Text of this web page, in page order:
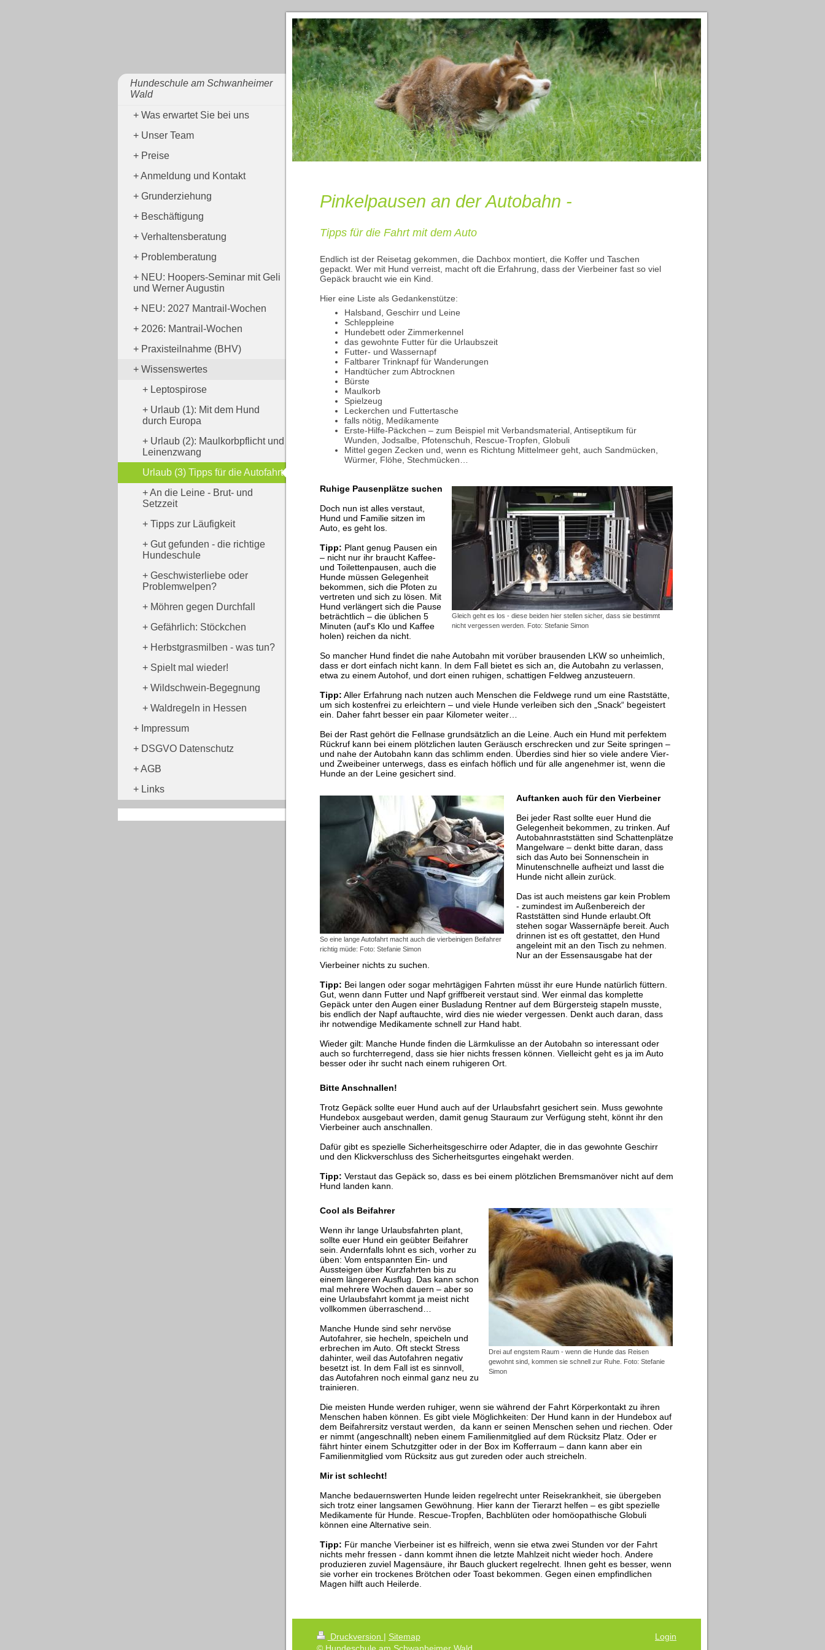
Pinkelpausen an der Autobahn -
Tipps für die Fahrt mit dem Auto
Endlich ist der Reisetag gekommen, die Dachbox montiert, die Koffer und Taschen
gepackt. Wer mit Hund verreist, macht oft die Erfahrung, dass der Vierbeiner fast so viel
Gepäck braucht wie ein Kind.
Hier eine Liste als Gedankenstütze:
Halsband, Geschirr und Leine
Schleppleine
Hundebett oder Zimmerkennel
das gewohnte Futter für die Urlaubszeit
Futter- und Wassernapf
Faltbarer Trinknapf für Wanderungen
Handtücher zum Abtrocknen
Bürste
Maulkorb
Spielzeug
Leckerchen und Futtertasche
falls nötig, Medikamente
Erste-Hilfe-Päckchen – zum Beispiel mit Verbandsmaterial, Antiseptikum für
Wunden, Jodsalbe, Pfotenschuh, Rescue-Tropfen, Globuli
Mittel gegen Zecken und, wenn es Richtung Mittelmeer geht, auch Sandmücken,
Würmer, Flöhe, Stechmücken…
Gleich geht es los - diese beiden hier stellen sicher, dass sie bestimmt
nicht vergessen werden. Foto: Stefanie Simon
Ruhige Pausenplätze suchen
Doch nun ist alles verstaut,
Hund und Familie sitzen im
Auto, es geht los.
Tipp: Plant genug Pausen ein
– nicht nur ihr braucht Kaffee-
und Toilettenpausen, auch die
Hunde müssen Gelegenheit
bekommen, sich die Pfoten zu
vertreten und sich zu lösen. Mit
Hund verlängert sich die Pause
beträchtlich – die üblichen 5
Minuten (auf's Klo und Kaffee
holen) reichen da nicht.
So mancher Hund findet die nahe Autobahn mit vorüber brausenden LKW so unheimlich,
dass er dort einfach nicht kann. In dem Fall bietet es sich an, die Autobahn zu verlassen,
etwa zu einem Autohof, und dort einen ruhigen, schattigen Feldweg anzusteuern.
Tipp: Aller Erfahrung nach nutzen auch Menschen die Feldwege rund um eine Raststätte,
um sich kostenfrei zu erleichtern – und viele Hunde verleiben sich den „Snack“ begeistert
ein. Daher fahrt besser ein paar Kilometer weiter…
Bei der Rast gehört die Fellnase grundsätzlich an die Leine. Auch ein Hund mit perfektem
Rückruf kann bei einem plötzlichen lauten Geräusch erschrecken und zur Seite springen –
und nahe der Autobahn kann das schlimm enden. Überdies sind hier so viele andere Vier-
und Zweibeiner unterwegs, dass es einfach höflich und für alle angenehmer ist, wenn die
Hunde an der Leine gesichert sind.
So eine lange Autofahrt macht auch die vierbeinigen Beifahrer
richtig müde: Foto: Stefanie Simon
Auftanken auch für den Vierbeiner
Bei jeder Rast sollte euer Hund die
Gelegenheit bekommen, zu trinken. Auf
Autobahnraststätten sind Schattenplätze
Mangelware – denkt bitte daran, dass
sich das Auto bei Sonnenschein in
Minutenschnelle aufheizt und lasst die
Hunde nicht allein zurück.
Das ist auch meistens gar kein Problem
- zumindest im Außenbereich der
Raststätten sind Hunde erlaubt.Oft
stehen sogar Wassernäpfe bereit. Auch
drinnen ist es oft gestattet, den Hund
angeleint mit an den Tisch zu nehmen.
Nur an der Essensausgabe hat der
Vierbeiner nichts zu suchen.
Tipp: Bei langen oder sogar mehrtägigen Fahrten müsst ihr eure Hunde natürlich füttern.
Gut, wenn dann Futter und Napf griffbereit verstaut sind. Wer einmal das komplette
Gepäck unter den Augen einer Busladung Rentner auf dem Bürgersteig stapeln musste,
bis endlich der Napf auftauchte, wird dies nie wieder vergessen. Denkt auch daran, dass
ihr notwendige Medikamente schnell zur Hand habt.
Wieder gilt: Manche Hunde finden die Lärmkulisse an der Autobahn so interessant oder
auch so furchterregend, dass sie hier nichts fressen können. Vielleicht geht es ja im Auto
besser oder ihr sucht nach einem ruhigeren Ort.
Bitte Anschnallen!
Trotz Gepäck sollte euer Hund auch auf der Urlaubsfahrt gesichert sein. Muss gewohnte
Hundebox ausgebaut werden, damit genug Stauraum zur Verfügung steht, könnt ihr den
Vierbeiner auch anschnallen.
Dafür gibt es spezielle Sicherheitsgeschirre oder Adapter, die in das gewohnte Geschirr
und den Klickverschluss des Sicherheitsgurtes eingehakt werden.
Tipp: Verstaut das Gepäck so, dass es bei einem plötzlichen Bremsmanöver nicht auf dem
Hund landen kann.
Drei auf engstem Raum - wenn die Hunde das Reisen
gewohnt sind, kommen sie schnell zur Ruhe. Foto: Stefanie
Simon
Cool als Beifahrer
Wenn ihr lange Urlaubsfahrten plant,
sollte euer Hund ein geübter Beifahrer
sein. Andernfalls lohnt es sich, vorher zu
üben: Vom entspannten Ein- und
Aussteigen über Kurzfahrten bis zu
einem längeren Ausflug.
Das kann schon
mal mehrere Wochen dauern – aber so
eine Urlaubsfahrt kommt ja meist nicht
vollkommen überraschend…
Manche Hunde sind sehr nervöse
Autofahrer, sie hecheln, speicheln und
erbrechen im Auto. Oft steckt Stress
dahinter, weil das Autofahren negativ
besetzt ist. In dem Fall ist es sinnvoll,
das Autofahren noch einmal ganz neu zu
trainieren.
Die meisten Hunde werden ruhiger, wenn sie während der Fahrt Körperkontakt zu ihren
Menschen haben können. Es gibt viele Möglichkeiten: Der Hund kann in der Hundebox auf
dem Beifahrersitz verstaut werden, da kann er seinen Menschen sehen und riechen. Oder
er nimmt (angeschnallt) neben einem Familienmitglied auf dem Rücksitz Platz. Oder er
fährt hinter einem Schutzgitter oder in der Box im Kofferraum – dann kann aber ein
Familienmitglied vom Rücksitz aus gut zureden oder auch streicheln.
Mir ist schlecht!
Manche bedauernswerten Hunde leiden regelrecht unter Reisekrankheit, sie übergeben
sich trotz einer langsamen Gewöhnung. Hier kann der Tierarzt helfen – es gibt spezielle
Medikamente für Hunde. Rescue-Tropfen, Bachblüten oder homöopathische Globuli
können eine Alternative sein.
Tipp: Für manche Vierbeiner ist es hilfreich, wenn sie etwa zwei Stunden vor der Fahrt
nichts mehr fressen - dann kommt ihnen die letzte Mahlzeit nicht wieder hoch. Andere
produzieren zuviel Magensäure, ihr Bauch gluckert regelrecht. Ihnen geht es besser, wenn
sie vorher ein trockenes Brötchen oder Toast bekommen. Gegen einen empfindlichen
Magen hilft auch Heilerde.
Druckversion | Sitemap
© Hundeschule am Schwanheimer Wald
Login
Hundeschule am Schwanheimer
Wald
Was erwartet Sie bei uns
Unser Team
Preise
Anmeldung und Kontakt
Grunderziehung
Beschäftigung
Verhaltensberatung
Problemberatung
NEU: Hoopers-Seminar mit Geli
und Werner Augustin
NEU: 2027 Mantrail-Wochen
2026: Mantrail-Wochen
Praxisteilnahme (BHV)
Wissenswertes
Leptospirose
Urlaub (1): Mit dem Hund
durch Europa
Urlaub (2): Maulkorbpflicht und
Leinenzwang
Urlaub (3) Tipps für die Autofahrt
An die Leine - Brut- und
Setzzeit
Tipps zur Läufigkeit
Gut gefunden - die richtige
Hundeschule
Geschwisterliebe oder
Problemwelpen?
Möhren gegen Durchfall
Gefährlich: Stöckchen
Herbstgrasmilben - was tun?
Spielt mal wieder!
Wildschwein-Begegnung
Waldregeln in Hessen
Impressum
DSGVO Datenschutz
AGB
Links